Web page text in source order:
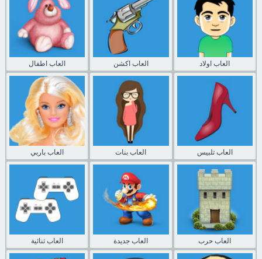
العاب اطفال العاب اكشن العاب اولاد
العاب باربي العاب بنات العاب تلبيس
العاب ثنائية العاب جديدة العاب حرب